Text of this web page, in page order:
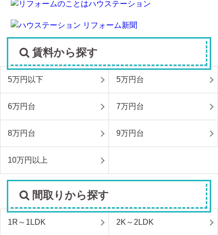
賃料から探す
5万円以下 5万円台
6万円台 7万円台
8万円台 9万円台
10万円以上
間取りから探す
1R～1LDK 2K～2LDK